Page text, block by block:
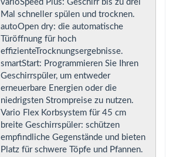
varioSpeed Plus: Geschirr bis zu drei
Mal schneller spülen und trocknen.
autoOpen dry: die automatische
Türöffnung für hoch
effizienteTrocknungsergebnisse.
smartStart: Programmieren Sie Ihren
Geschirrspüler, um entweder
erneuerbare Energien oder die
niedrigsten Strompreise zu nutzen.
Vario Flex Korbsystem für 45 cm
breite Geschirrspüler: schützen
empfindliche Gegenstände und bieten
Platz für schwere Töpfe und Pfannen.